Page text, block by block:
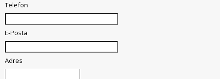
Telefon
E-Posta
Adres